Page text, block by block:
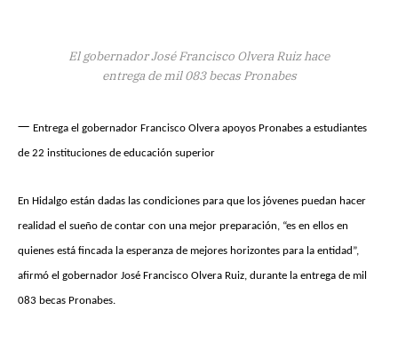
El gobernador José Francisco Olvera Ruiz hace
entrega de mil 083 becas Pronabes
— Entrega el gobernador Francisco Olvera apoyos Pronabes a estudiantes
de 22 instituciones de educación superior
En Hidalgo están dadas las condiciones para que los jóvenes puedan hacer
realidad el sueño de contar con una mejor preparación, “es en ellos en
quienes está fincada la esperanza de mejores horizontes para la entidad”,
afirmó el gobernador José Francisco Olvera Ruiz, durante la entrega de mil
083 becas Pronabes.